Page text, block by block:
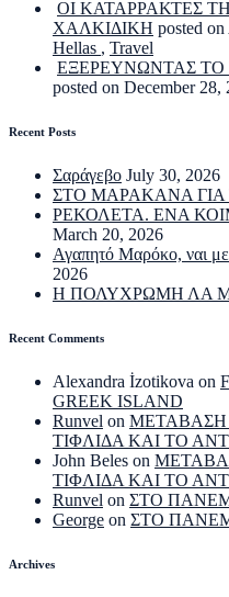
ΟΙ ΚΑΤΑΡΡΑΚΤΕΣ
ΧΑΛΚΙΔΙΚΗ posted
Hellas , Travel
ΕΞΕΡΕΥΝΩΝΤΑΣ ΤΟ
posted on December 28,
Recent Posts
Σαράγεβο July 30, 2026
ΣΤΟ ΜΑΡΑΚΑΝΑ
ΡΕΚΟΛΕΤΑ. ΕΝΑ
March 20, 2026
Αγαπητό Μαρόκο, ναι
2026
Η ΠΟΛΥΧΡΩΜΗ ΛΑ
Recent Comments
Alexandra İzotikova on
GREEK ISLAND
Runvel on ΜΕΤΑΒΑΣΗ
ΤΙΦΛΙΔΑ ΚΑΙ ΤΟ
John Beles on
ΤΙΦΛΙΔΑ ΚΑΙ ΤΟ
Runvel on ΣΤΟ
George on ΣΤΟ
Archives